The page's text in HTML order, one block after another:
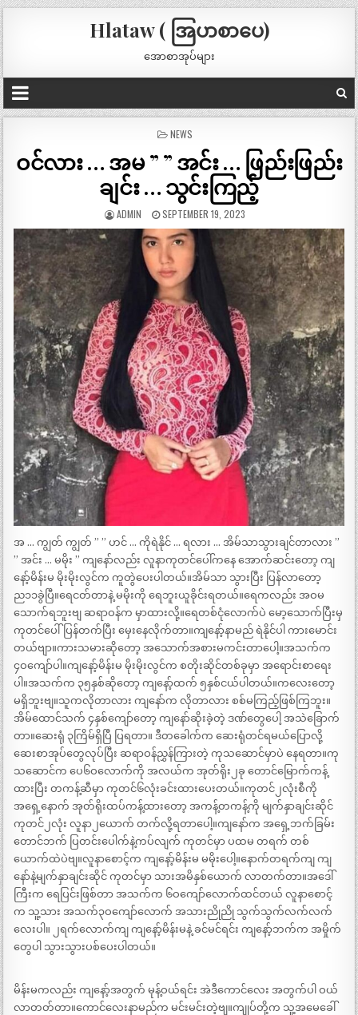
Hlataw ( အြပာစာပေ)
အောစာအုပ်များ
POSTED
NEWS
ဝင်လား … အမ ” ” အင်း … ဖြည်းဖြည်း
ချင်း … သွင်းကြည့်
ADMIN SEPTEMBER 19, 2023
အ … ကျွတ် ကျွတ် ” ” ဟင် … ကိုရဲနိုင် … ရလား … အိမ်သာသွားချင်တာလား ”
” အင်း … မမိုး ” ကျနော်လည်း လူနာကုတင်ပေါ်ကနေ အောက်ဆင်းတော့ ကျ
နော့်မိန်းမ မိုးမိုးလွင်က ကူတွဲပေးပါတယ်။အိမ်သာ သွားပြီး ပြန်လာတော့
ည၁၁ခွဲပြီ။ရေငတ်တာနဲ့ မမိုးကို ရေဘူးယူခိုင်းရတယ်။ရေကလည်း အဝမ
သောက်ရဘူးဗျ ဆရာဝန်က မှာထားလို့။ရေတစ်ငုံလောက်ပဲ မော့သောက်ပြီးမှ
ကုတင်ပေါ်ပြန်တက်ပြီး မှေးနေလိုက်တာ။ကျနော့်နာမည် ရဲနိုင်ပါ ကားမောင်း
တယ်ဗျာ။ကားသမားဆိုတော့ အသောက်အစားမကင်းတာပေါ့။အသက်က
၄ဝကျော်ပါ။ကျနော့်မိန်းမ မိုးမိုးလွင်က စတိုးဆိုင်တစ်ခုမှာ အရောင်းစာရေး
ပါ။အသက်က ၃၅နှစ်ဆိုတော့ ကျနော့်ထက် ၅နှစ်ငယ်ပါတယ်။ကလေးတော့
မရှိဘူးဗျ။သူကလိုတာလား ကျနော်က လိုတာလား စစ်မကြည့်ဖြစ်ကြဘူး။
အိမ်ထောင်သက် ၄နှစ်ကျော်တော့ ကျနော်ဆိုးခဲ့တဲ့ ဒဏ်တွေပေါ့ အသဲခြောက်
တာ။ဆေးရုံ ၃ကြိမ်ရှိပြီ ပြရတာ။ ဒီတခေါက်က ဆေးရုံတင်ရမယ်ပြောလို့
ဆေးစာအုပ်တွေလုပ်ပြီး ဆရာဝန်ညွှန်ကြားတဲ့ ကုသဆောင်မှာပဲ နေရတာ။ကု
သဆောင်က ပေ၆ဝလောက်ကို အလယ်က အုတ်ရိုး၂ခု တောင်မြောက်ကန့်
ထားပြီး တကန့်ဆီမှာ ကုတင်၆လုံးခင်းထားပေးတယ်။ကုတင်၂လုံးစီကို
အရှေ့နောက် အုတ်ရိုးထပ်ကန့်ထားတော့ အကန့်တကန့်ကို မျက်နှာချင်းဆိုင်
ကုတင်၂လုံး လူနာ၂ယောက် တက်လို့ရတာပေါ့။ကျနော်က အရှေ့ဘက်ခြမ်း
တောင်ဘက် ပြတင်းပေါက်နဲ့ကပ်လျက် ကုတင်မှာ ပထမ တရက် တစ်
ယောက်ထဲပဲဗျ။လူနာစောင့်က ကျနော့်မိန်းမ မမိုးပေါ့။နောက်တရက်ကျ ကျ
နော်နဲ့မျက်နှာချင်းဆိုင် ကုတင်မှာ သားအမိနှစ်ယောက် လာတက်တာ။အဒေါ်
ကြီးက ရေပြင်းဖြစ်တာ အသက်က ၆ဝကျော်လောက်ထင်တယ် လူနာစောင့်
က သူ့သား အသက်၃ဝကျော်လောက် အသားညိုညို သွက်သွက်လက်လက်
လေးပါ။ ၂ရက်လောက်ကျ ကျနော့်မိန်းမနဲ့ ခင်မင်ရင်း ကျနော့်ဘက်က အမှိုက်
တွေပါ သွားသွားပစ်ပေးပါတယ်။
မိန်းမကလည်း ကျနော့်အတွက် မုန့်ဝယ်ရင်း အဲဒီကောင်လေး အတွက်ပါ ဝယ်
လာတတ်တာ။ကောင်လေးနာမည်က မင်းမင်းတဲ့ဗျ။ကျုပ်တို့က သူ့အမေခေါ်